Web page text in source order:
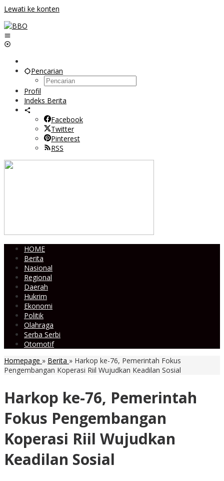
Lewati ke konten
Pencarian
Profil
Indeks Berita
Facebook
Twitter
Pinterest
RSS
HOME
Berita
Nasional
Regional
Daerah
Hukrim
Ekonomi
Politik
Olahraga
Serba Serbi
Otomotif
Homepage » Berita » Harkop ke-76, Pemerintah Fokus
Pengembangan Koperasi Riil Wujudkan Keadilan Sosial
Harkop ke-76, Pemerintah
Fokus Pengembangan
Koperasi Riil Wujudkan
Keadilan Sosial